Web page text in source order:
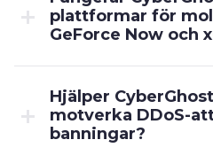
plattformar för
GeForce Now och
Hjälper
motverka DDoS-
banningar?